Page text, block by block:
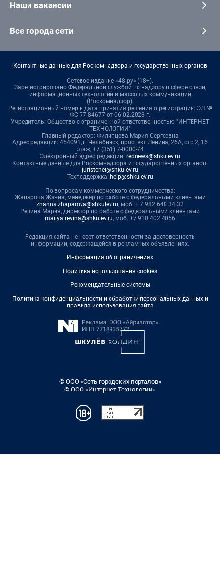
Наши вакансии
Все города сети
Контактные данные для Роскомнадзора и государственных органов
Сетевое издание «48.ру» (18+).
Зарегистрировано Федеральной службой по надзору в сфере связи,
информационных технологий и массовых коммуникаций
(Роскомнадзор).
Регистрационный номер и дата принятия решения о регистрации: ЭЛ №
ФС 77-84677 от 06.02.2023 г.
Учредитель: Общество с ограниченной ответственностью "ИНТЕРНЕТ
ТЕХНОЛОГИИ"
Главный редактор: Филипцева Мария Сергеевна
Адрес редакции: 454091, г. Челябинск, проспект Ленина, 26А, стр.2, 16
этаж, +7 (351) 7-0000-74
Электронный адрес редакции: rednews@shkulev.ru
Контактные данные для Роскомнадзора и государственных органов:
juristchel@shkulev.ru
Техподдержка: help@shkulev.ru
По вопросам коммерческого сотрудничества:
Жапарова Жанна, менеджер по работе с федеральными клиентами
zhanna.zhaparova@shkulev.ru, моб. + 7 982 640 34 32
Ревина Мария, директор по работе с федеральными клиентами
mariya.revina@shkulev.ru, моб. +7 910 402 4056
Редакция сайта не несет ответственности за достоверность
информации, содержащейся в рекламных объявлениях.
Информация об ограничениях
Политика использования cookies
Рекомендательные системы
Политика конфиденциальности и обработки персональных данных и
правила использования сайта
© ООО «Сеть городских порталов»
© ООО «Интернет Технологии»